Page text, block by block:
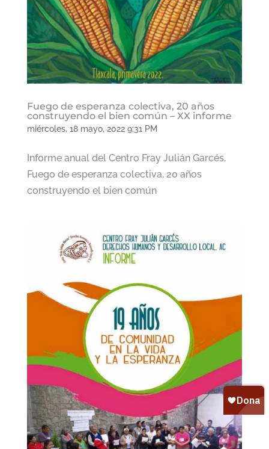
Fuego de esperanza colectiva, 20 años
construyendo el bien común – XX informe
miércoles, 18 mayo, 2022 9:31 PM
Informe anual del Centro Fray Julián Garcés,
Fuego de esperanza colectiva, 20 años
construyendo el bien común